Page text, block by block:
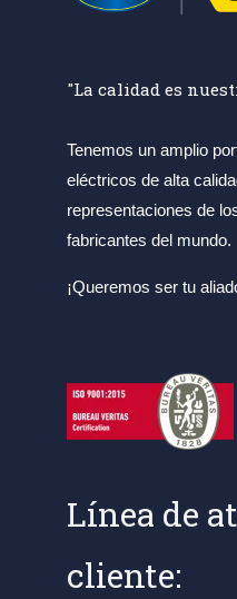
"La calidad es
Tenemos un amplio
eléctricos de alta
representaciones de
fabricantes del mundo.
¡Queremos ser tu
Línea de
cliente: